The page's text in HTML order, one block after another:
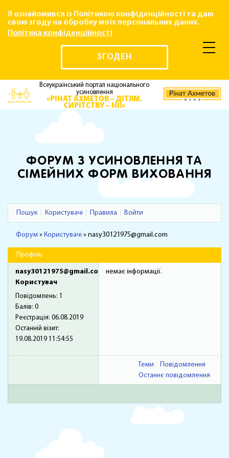
Я ознайомився із Політикою конфіденційності та даю
свою згоду на обробку моїх персональних даних.
Політика конфіденційності
ЗГОДЕН
Всеукраїнський портал національного
усиновлення
«РІНАТ АХМЕТОВ – ДІТЯМ.
СИРІТСТВУ – НІ!»
ФОРУМ З УСИНОВЛЕННЯ ТА
СІМЕЙНИХ ФОРМ ВИХОВАННЯ
Пошук Користувачі Правила Войти
Форум » Користувачі » nasy30121975@gmail.com
Профіль
nasy30121975@gmail.com
Користувач
Повідомлень:
Балів: 0
Реєстрація: 06.08.2019
Останній візит:
19.08.2019 11:54:55
немає інформації.
Теми
Повідомлення
Останнє повідомлення